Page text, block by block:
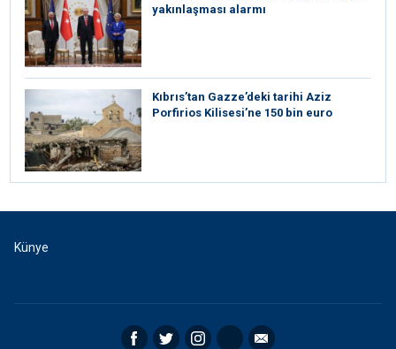
yakınlaşması alarmı
Kıbrıs’tan Gazze’deki tarihi Aziz
Porfirios Kilisesi’ne 150 bin euro
Künye
Facebook Twitter Instagram RSS